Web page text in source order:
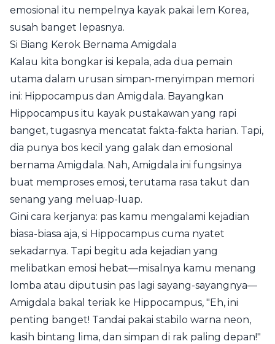
emosional itu nempelnya kayak pakai lem Korea,
susah banget lepasnya.
Si Biang Kerok Bernama Amigdala
Kalau kita bongkar isi kepala, ada dua pemain
utama dalam urusan simpan-menyimpan memori
ini: Hippocampus dan Amigdala. Bayangkan
Hippocampus itu kayak pustakawan yang rapi
banget, tugasnya mencatat fakta-fakta harian. Tapi,
dia punya bos kecil yang galak dan emosional
bernama Amigdala. Nah, Amigdala ini fungsinya
buat memproses emosi, terutama rasa takut dan
senang yang meluap-luap.
Gini cara kerjanya: pas kamu mengalami kejadian
biasa-biasa aja, si Hippocampus cuma nyatet
sekadarnya. Tapi begitu ada kejadian yang
melibatkan emosi hebat—misalnya kamu menang
lomba atau diputusin pas lagi sayang-sayangnya—
Amigdala bakal teriak ke Hippocampus, "Eh, ini
penting banget! Tandai pakai stabilo warna neon,
kasih bintang lima, dan simpan di rak paling depan!"